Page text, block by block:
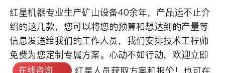
红星机器专业生产矿山设备40余年，产品远不止介
绍的这几款，您可以将您的预算和想达到的产量等
信息发送给我们的工作人员，我们安排技术工程师
免费为您定制专属方案。心动不如行动，欢迎立即
在线咨询